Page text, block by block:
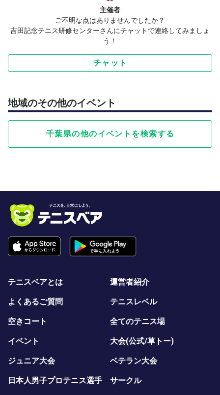
主催者
ご不明な点はありませんでしたか？
吉田記念テニス研修センターさんにチャットで連絡してみましょ
う！
チャット
地域のその他のイベント
千葉県の他のイベントを検索する
テニスベアとは 運営者紹介
よくあるご質問 テニスレベル
空きコート 全てのテニス場
イベント 大会(公式/草トー)
ジュニア大会 ベテラン大会
日本人男子プロテニス選手 サークル